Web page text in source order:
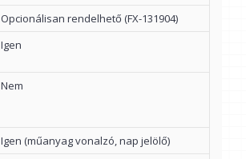
Opcionálisan rendelhető (FX-131904)
Igen
Nem
Igen (műanyag vonalzó, nap jelölő)